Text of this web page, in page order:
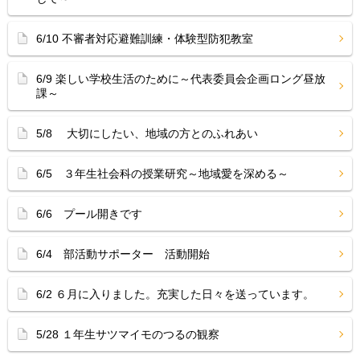
6/10 不審者対応避難訓練・体験型防犯教室
6/9 楽しい学校生活のために～代表委員会企画ロング昼放
課～
5/8 大切にしたい、地域の方とのふれあい
6/5 ３年生社会科の授業研究～地域愛を深める～
6/6 プール開きです
6/4 部活動サポーター 活動開始
6/2 ６月に入りました。充実した日々を送っています。
5/28 １年生サツマイモのつるの観察